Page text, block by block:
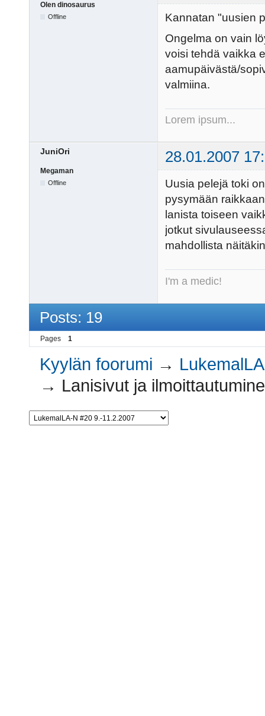
Olen dinosaurus
Offline
Kannatan "uusien
Ongelma on vain
voisi tehdä vaikka
aamupäivästä/
valmiina.
Lorem ipsum...
JuniOri 28.01.2007
Megaman
Offline
Uusia pelejä toki
pysymään
lanista toiseen
jotkut
mahdollista
I'm a medic!
Posts: 19
Pages 1
Kyylän foorumi →
→ Lanisivut ja